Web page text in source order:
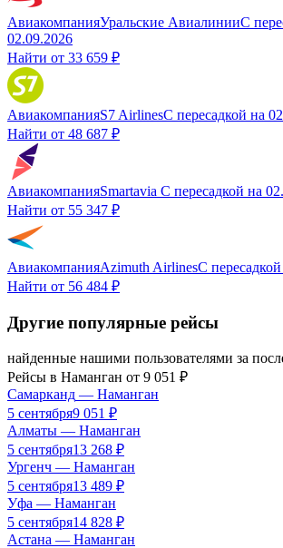
АвиакомпанияУральские АвиалинииС
02.09.2026
Найти от 33 659 ₽
АвиакомпанияS7 AirlinesС пересадкой на
Найти от 48 687 ₽
АвиакомпанияSmartavia С пересадкой на
Найти от 55 347 ₽
АвиакомпанияAzimuth AirlinesС пересадкой
Найти от 56 484 ₽
Другие популярные рейсы
найденные нашими пользователями за
Рейсы в Наманган от 9 051 ₽
Самарканд — Наманган
5 сентября9 051 ₽
Алматы — Наманган
5 сентября13 268 ₽
Ургенч — Наманган
5 сентября13 489 ₽
Уфа — Наманган
5 сентября14 828 ₽
Астана — Наманган